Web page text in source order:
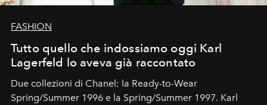
FASHION
Tutto quello che indossiamo oggi Karl
Lagerfeld lo aveva già raccontato
Due collezioni di Chanel: la Ready-to-Wear
Spring/Summer 1996 e la Spring/Summer 1997. Karl